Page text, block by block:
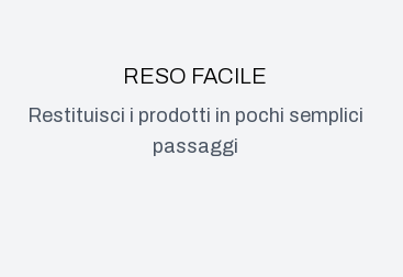
RESO FACILE
Restituisci i prodotti in pochi semplici
passaggi